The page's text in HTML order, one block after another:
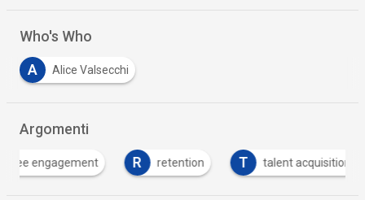
Who's Who
A Alice Valsecchi
Argomenti
engagement retention talent acquisition